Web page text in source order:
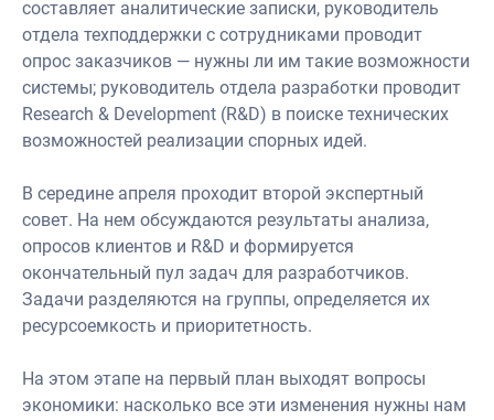
составляет аналитические записки, руководитель
отдела техподдержки с сотрудниками проводит
опрос заказчиков — нужны ли им такие возможности
системы; руководитель отдела разработки проводит
Research & Development (R&D) в поиске технических
возможностей реализации спорных идей.
В середине апреля проходит второй экспертный
совет. На нем обсуждаются результаты анализа,
опросов клиентов и R&D и формируется
окончательный пул задач для разработчиков.
Задачи разделяются на группы, определяется их
ресурсоемкость и приоритетность.
На этом этапе на первый план выходят вопросы
экономики: насколько все эти изменения нужны нам